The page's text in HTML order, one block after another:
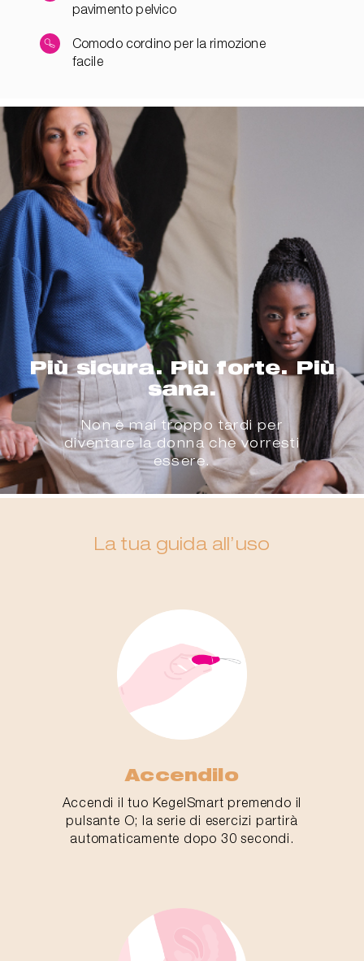
pavimento pelvico
Comodo cordino per la rimozione
facile
Più sicura. Più forte. Più
sana.
Non è mai troppo tardi per
diventare la donna che vorresti
essere.
La tua guida all’uso
Accendilo
Accendi il tuo KegelSmart premendo il
pulsante O; la serie di esercizi partirà
automaticamente dopo 30 secondi.